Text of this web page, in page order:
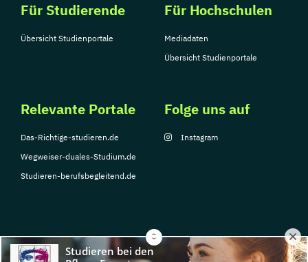
Für Studierende
Übersicht Studienportale
Für Hochschulen
Mediadaten
Übersicht Studienportale
Relevante Portale
Das-Richtige-studieren.de
Wegweiser-duales-Studium.de
Studieren-berufsbegleitend.de
Folge uns auf
Instagram